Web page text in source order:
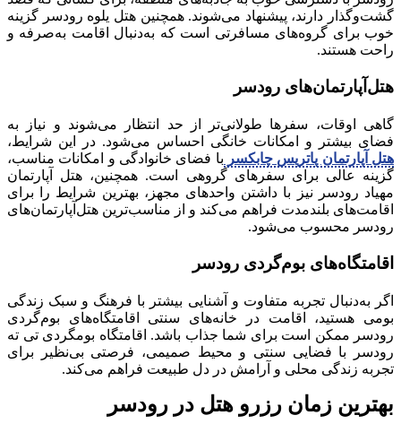
گشت‌وگذار دارند، پیشنهاد می‌شوند. همچنین هتل یلوه رودسر گزینه
خوب برای گروه‌های مسافرتی است که به‌دنبال اقامت به‌صرفه و
راحت هستند.
هتل‌آپارتمان‌های رودسر
گاهی اوقات، سفرها طولانی‌تر از حد انتظار می‌شوند و نیاز به
فضای بیشتر و امکانات خانگی احساس می‌شود. در این شرایط،
هتل آپارتمان پاتریس چابکسر با فضای خانوادگی و امکانات مناسب،
گزینه عالی برای سفرهای گروهی است. همچنین، هتل آپارتمان
مهیاد رودسر نیز با داشتن واحدهای مجهز، بهترین شرایط را برای
اقامت‌های بلندمدت فراهم می‌کند و از مناسب‌ترین هتل‌آپارتمان‌های
رودسر محسوب می‌شود.
اقامتگاه‌های بوم‌گردی رودسر
اگر به‌دنبال تجربه متفاوت و آشنایی بیشتر با فرهنگ و سبک زندگی
بومی هستید، اقامت در خانه‌های سنتی اقامتگاه‌های بوم‌گردی
رودسر ممکن است برای شما جذاب باشد. اقامتگاه بومگردی تی ته
رودسر با فضایی سنتی و محیط صمیمی، فرصتی بی‌نظیر برای
تجربه زندگی محلی و آرامش در دل طبیعت فراهم می‌کند.
بهترین زمان رزرو هتل در رودسر